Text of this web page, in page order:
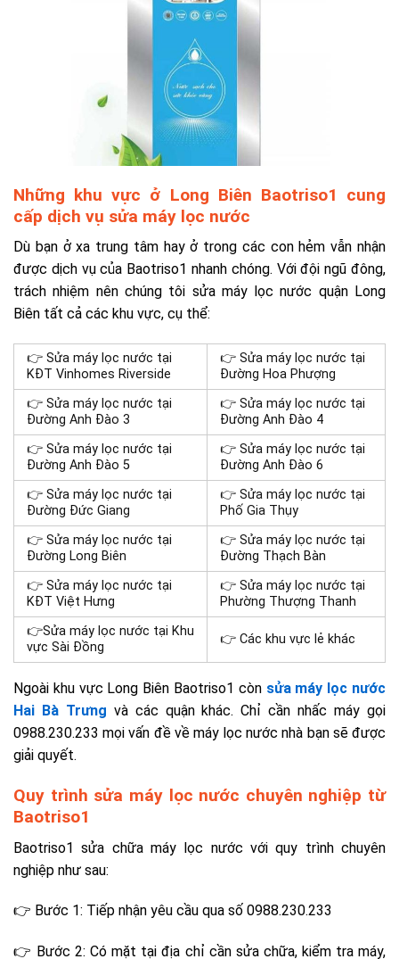
Những khu vực ở Long Biên Baotriso1 cung
cấp dịch vụ sửa máy lọc nước
Dù bạn ở xa trung tâm hay ở trong các con hẻm vẫn nhận
được dịch vụ của Baotriso1 nhanh chóng. Với đội ngũ đông,
trách nhiệm nên chúng tôi sửa máy lọc nước quận Long
Biên tất cả các khu vực, cụ thể:
👉 Sửa máy lọc nước tại
KĐT Vinhomes Riverside
👉 Sửa máy lọc nước tại
Đường Hoa Phượng
👉 Sửa máy lọc nước tại
Đường Anh Đào 3
👉 Sửa máy lọc nước tại
Đường Anh Đào 4
👉 Sửa máy lọc nước tại
Đường Anh Đào 5
👉 Sửa máy lọc nước tại
Đường Anh Đào 6
👉 Sửa máy lọc nước tại
Đường Đức Giang
👉 Sửa máy lọc nước tại
Phố Gia Thụy
👉 Sửa máy lọc nước tại
Đường Long Biên
👉 Sửa máy lọc nước tại
Đường Thạch Bàn
👉 Sửa máy lọc nước tại
KĐT Việt Hưng
👉 Sửa máy lọc nước tại
Phường Thượng Thanh
👉Sửa máy lọc nước tại Khu
vực Sài Đồng
👉 Các khu vực lẻ khác
Ngoài khu vực Long Biên Baotriso1 còn sửa máy lọc nước
Hai Bà Trưng và các quận khác. Chỉ cần nhấc máy gọi
0988.230.233 mọi vấn đề về máy lọc nước nhà bạn sẽ được
giải quyết.
Quy trình sửa máy lọc nước chuyên nghiệp từ
Baotriso1
Baotriso1 sửa chữa máy lọc nước với quy trình chuyên
nghiệp như sau:
👉 Bước 1: Tiếp nhận yêu cầu qua số 0988.230.233
👉 Bước 2: Có mặt tại địa chỉ cần sửa chữa, kiểm tra máy,